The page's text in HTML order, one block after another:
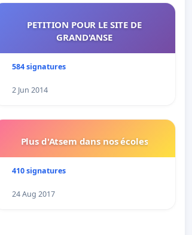
PETITION POUR LE SITE DE
GRAND'ANSE
584 signatures
2 Jun 2014
Plus d'Atsem dans nos écoles
410 signatures
24 Aug 2017